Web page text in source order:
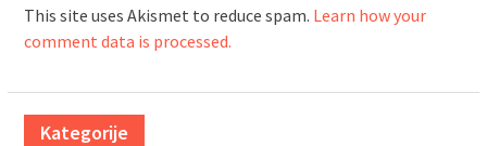
This site uses Akismet to reduce spam. Learn how your
comment data is processed.
Kategorije